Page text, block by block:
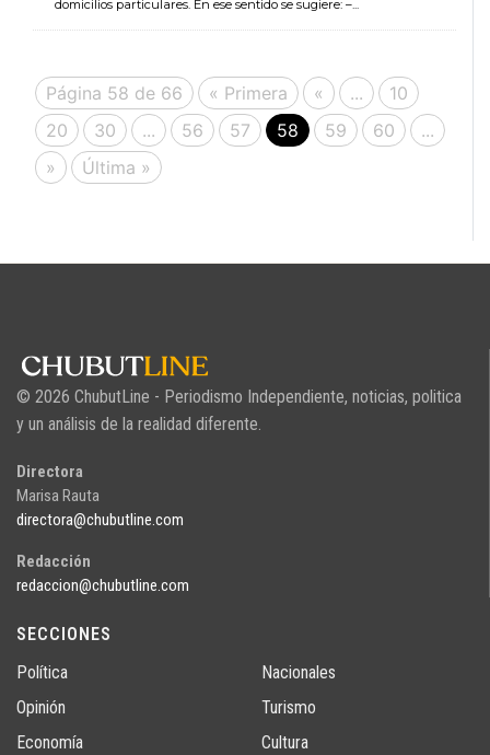
domicilios particulares. En ese sentido se sugiere: –...
Página 58 de 66 « Primera « ...
10
20
30 ... 56 57 58 59 60
...
»
Última »
© 2026 ChubutLine - Periodismo Independiente, noticias, politica
y un análisis de la realidad diferente.
Directora
Marisa Rauta
directora@chubutline.com
Redacción
redaccion@chubutline.com
SECCIONES
Política
Opinión
Economía
Nacionales
Turismo
Cultura